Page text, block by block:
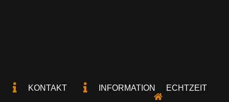
KONTAKT INFORMATION ECHTZEIT